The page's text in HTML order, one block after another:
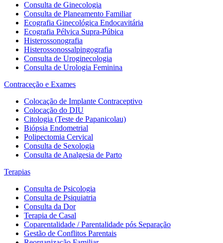
Consulta de Ginecologia
Consulta de Planeamento Familiar
Ecografia Ginecológica Endocavitária
Ecografia Pélvica Supra-Púbica
Histerossonografia
Histerossonossalpingografia
Consulta de Uroginecologia
Consulta de Urologia Feminina
Contraceção e Exames
Colocação de Implante Contraceptivo
Colocação do DIU
Citologia (Teste de Papanicolau)
Biópsia Endometrial
Polipectomia Cervical
Consulta de Sexologia
Consulta de Analgesia de Parto
Terapias
Consulta de Psicologia
Consulta de Psiquiatria
Consulta da Dor
Terapia de Casal
Coparentalidade / Parentalidade pós Separação
Gestão de Conflitos Parentais